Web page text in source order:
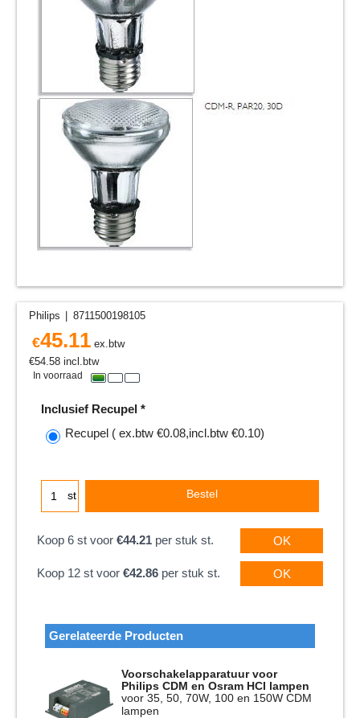
Philips 8711500198105
€45.11 ex.btw
€54.58 incl.btw
In voorraad
Inclusief Recupel *
Recupel ( ex.btw €0.08,incl.btw €0.10)
st Bestel
Koop 6 st voor €44.21 per stuk st. OK
Koop 12 st voor €42.86 per stuk st. OK
Gerelateerde Producten
Voorschakelapparatuur voor
Philips CDM en Osram HCI lampen
voor 35, 50, 70W, 100 en 150W CDM
lampen